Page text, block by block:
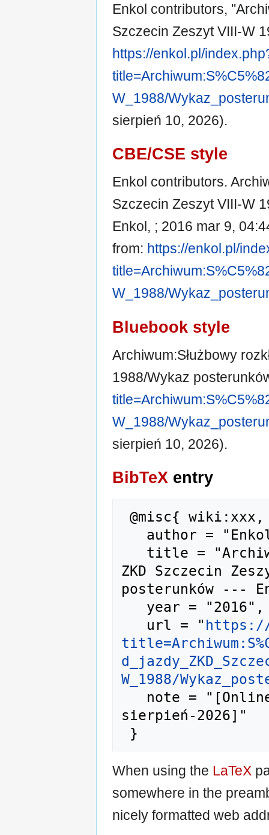
Enkol contributors,
Szczecin Zeszyt VIII-W
https://enkol.pl/
W_1988/
sierpień 10, 2026).
CBE/CSE style
Enkol contributors.
Szczecin Zeszyt VIII-W
Enkol, ; 2016 mar 9,
from: https://enkol.pl/
W_1988/
Bluebook style
Archiwum:Służbowy
1988/Wykaz
W_1988/
sierpień 10, 2026).
BibTeX entry
ZKD Szczecin
posterunków ---
   url = "
W_1988/
sierpień-2026]"
When using the LaTeX
somewhere in the
nicely formatted web